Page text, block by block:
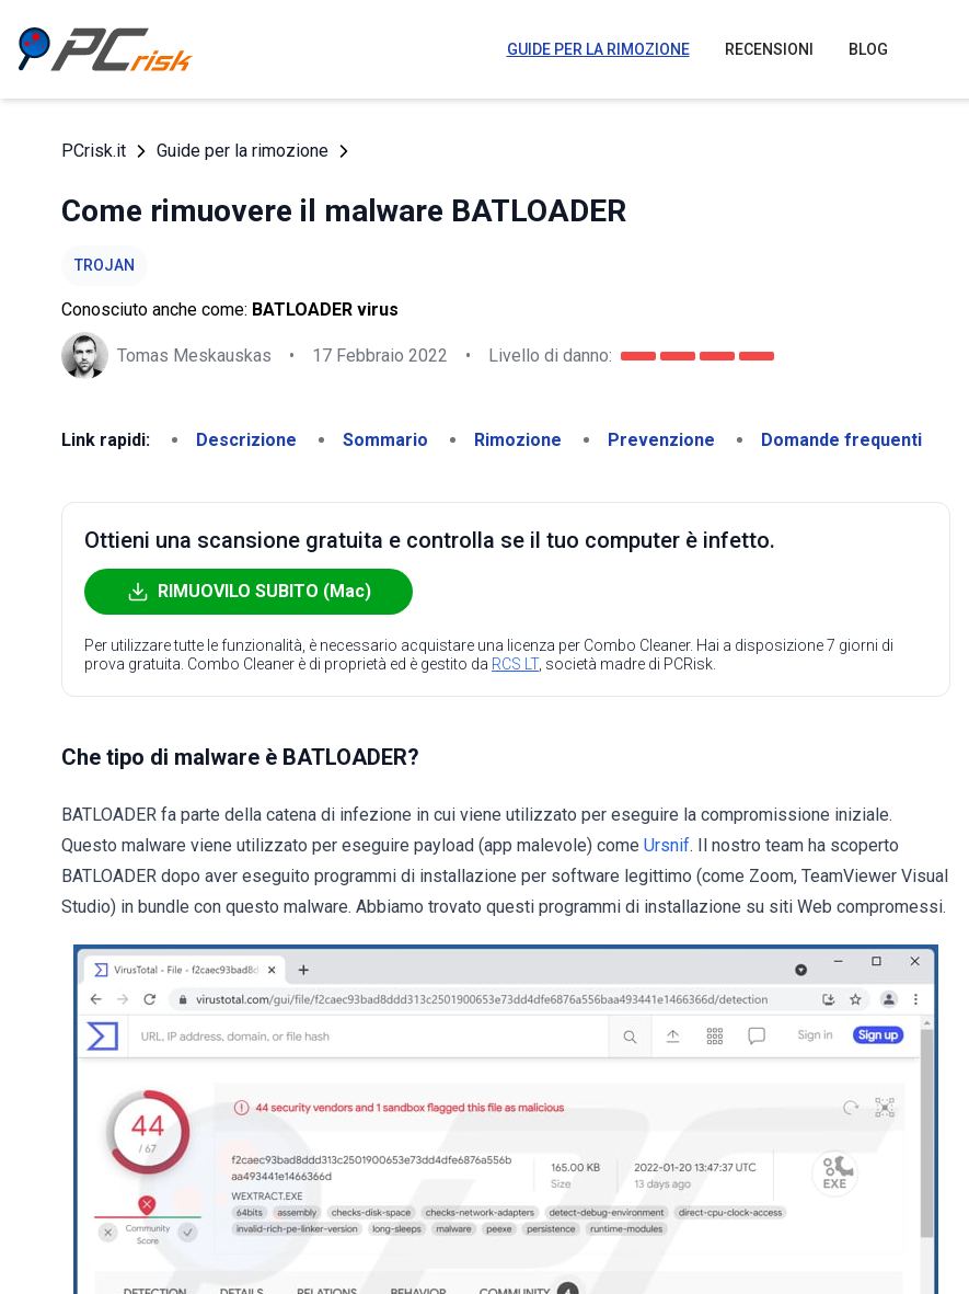
GUIDE PER LA RIMOZIONE RECENSIONI BLOG
PCrisk.it Guide per la rimozione
Come rimuovere il malware BATLOADER
TROJAN
Conosciuto anche come: BATLOADER virus
Tomas Meskauskas • 17 Febbraio 2022 • Livello di danno:
Link rapidi: Descrizione Sommario Rimozione Prevenzione Domande frequenti
Ottieni una scansione gratuita e controlla se il tuo computer è infetto.
RIMUOVILO SUBITO (Mac)
Per utilizzare tutte le funzionalità, è necessario acquistare una licenza per Combo Cleaner. Hai a disposizione 7 giorni di
prova gratuita. Combo Cleaner è di proprietà ed è gestito da RCS LT, società madre di PCRisk.
Che tipo di malware è BATLOADER?
BATLOADER fa parte della catena di infezione in cui viene utilizzato per eseguire la compromissione iniziale.
Questo malware viene utilizzato per eseguire payload (app malevole) come Ursnif. Il nostro team ha scoperto
BATLOADER dopo aver eseguito programmi di installazione per software legittimo (come Zoom, TeamViewer Visual
Studio) in bundle con questo malware. Abbiamo trovato questi programmi di installazione su siti Web compromessi.